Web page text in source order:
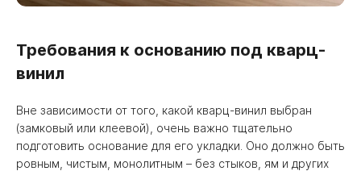
Требования к основанию под кварц-
винил
Вне зависимости от того, какой кварц-винил выбран
(замковый или клеевой), очень важно тщательно
подготовить основание для его укладки. Оно должно быть
ровным, чистым, монолитным – без стыков, ям и других